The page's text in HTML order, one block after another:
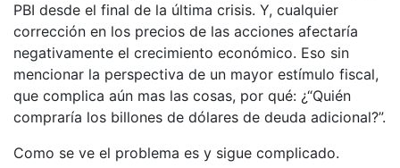
PBI desde el final de la última crisis. Y, cualquier
corrección en los precios de las acciones afectaría
negativamente el crecimiento económico. Eso sin
mencionar la perspectiva de un mayor estímulo fiscal,
que complica aún mas las cosas, por qué: ¿“Quién
compraría los billones de dólares de deuda adicional?”.
Como se ve el problema es y sigue complicado.